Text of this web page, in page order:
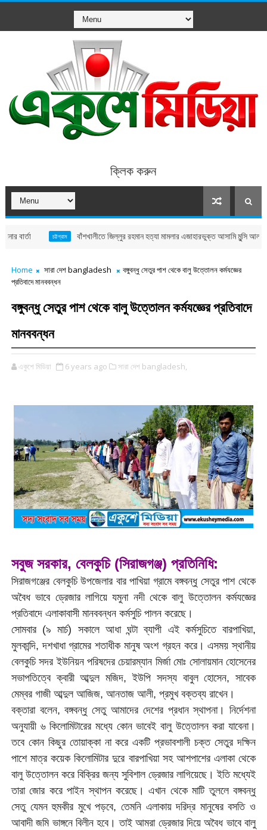
ক্লিক করুন
চট্টগ্রাম বাঁশখালীতে জিল্লুর রহমান হত্যা মামলার এজাহারভুক্ত আসামি মুন্সি আলম গ্রেপ্তার:
Home সারা দেশ bangladesh
বঙ্গুবন্ধু সেতুর পাশ থেকে বালু উত্তোলন কর্মযজ্ঞের
প্রতিবাদে মানববন্ধন
বঙ্গুবন্ধু সেতুর পাশ থেকে বালু উত্তোলন কর্মযজ্ঞের প্রতিবাদে
মানববন্ধন
একুশে মিডিয়া 6 years ago সারা দেশ bangladesh,
সবুজ সরকার, বেলকুচি (সিরাজগঞ্জ) প্রতিনিধি:
সিরাজগঞ্জের বেলকুচি উপজেলার বার পাখিয়া গ্রামে বঙ্গবন্ধু সেতুর পাশ থেকে
অবৈধ ভাবে ড্রেজার লাগিয়ে যমুনা নদী থেকে বালু উত্তোলন কর্মযজ্ঞের
প্রতিবাদে এলাকাবাসী মানববন্ধন কর্মসুচি পালন করেছে।
সোমবার (৯ মার্চ) সকালে আধা ঘন্টা ব্যাপী এই কর্মসুচিতে বারপাখিয়া,
মুলকান্দি, দশখাধা গ্রামের শতাধীক মানুষ অংশ গ্রহন করে। এসময় স্থানীয়
বেলকুচি সদর ইউনিয়ন পরিষদের চেয়ারম্যান মির্জা মোঃ সোলায়মান হোসেনের
সভাপতিত্বে ক্বারী আব্দুল মজিদ, ইউপি সদস্য বাবুল হোসেন, সাবেক
মেম্বর গাজী আব্দুল আজিজ, আনতাজ আলী, প্রমুখ বক্তব্য রাখেন।
বক্তারা বলেন, বঙ্গবন্ধু সেতু আমাদের দেশের প্রধান স্থাপনা। নির্দেশনা
অনুযায়ী ৬ কিলোমিটারের মধ্যে কোন ভাবেই বালু উত্তোলন করা যাবেনা।
তবে কোন কিছুর তোয়াক্কা না করে একটি প্রভাবশালী চক্ত সেতুর দক্ষিন
পাশে মাত্র কয়েক কিলোমিটার দুরে বারপাখিয়া সহ আশপাশের এলাকা থেকে
বালু উত্তোলন করে বিক্রির জন্য সুবিশাল ড্রেজার লাগিয়েছে। ইতি মধ্যেই
তারা জোর করে পাইন স্থাপন করেছে। এখান থেকে মাটি তুললে বঙ্গবন্ধু
সেতু যেমন হুমকীর মুখে পড়বে, তেমনি এলাকায় দরিদ্র মানুষের বসতি ও
আবাদী জমি ভাঙ্গনে বিলীন হবে। তাই আমরা ড্রেজার দিয়ে অবৈধ ভাবে বালু